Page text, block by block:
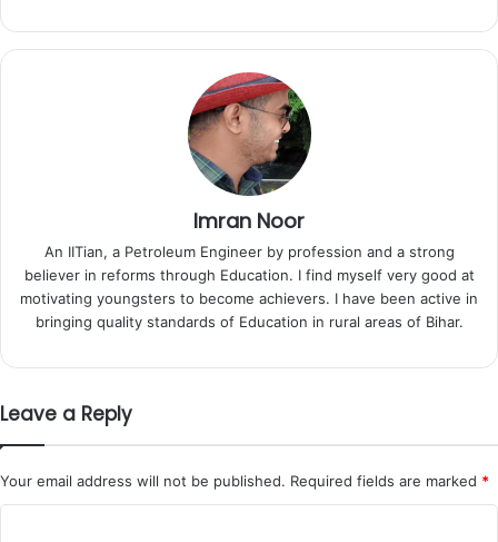
Imran Noor
An IITian, a Petroleum Engineer by profession and a strong
believer in reforms through Education. I find myself very good at
motivating youngsters to become achievers. I have been active in
bringing quality standards of Education in rural areas of Bihar.
Leave a Reply
Your email address will not be published. Required fields are marked *